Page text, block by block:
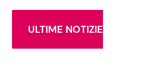
ULTIME NOTIZIE